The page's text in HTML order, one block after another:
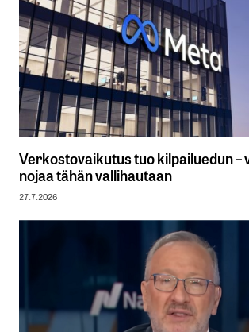
Verkostovaikutus tuo kilpailuedun –
nojaa tähän vallihautaan
27.7.2026